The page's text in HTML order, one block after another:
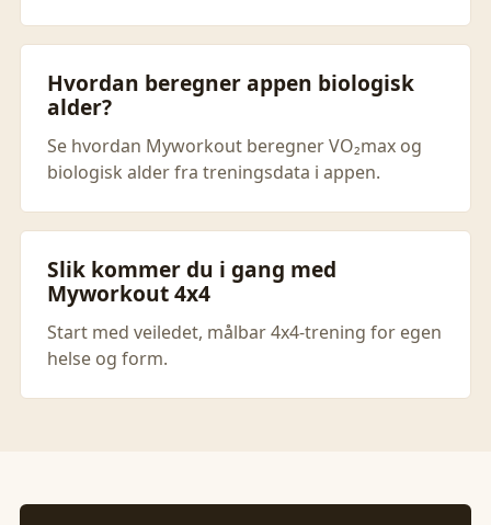
Hvordan beregner appen biologisk
alder?
Se hvordan Myworkout beregner VO₂max og
biologisk alder fra treningsdata i appen.
Slik kommer du i gang med
Myworkout 4x4
Start med veiledet, målbar 4x4-trening for egen
helse og form.